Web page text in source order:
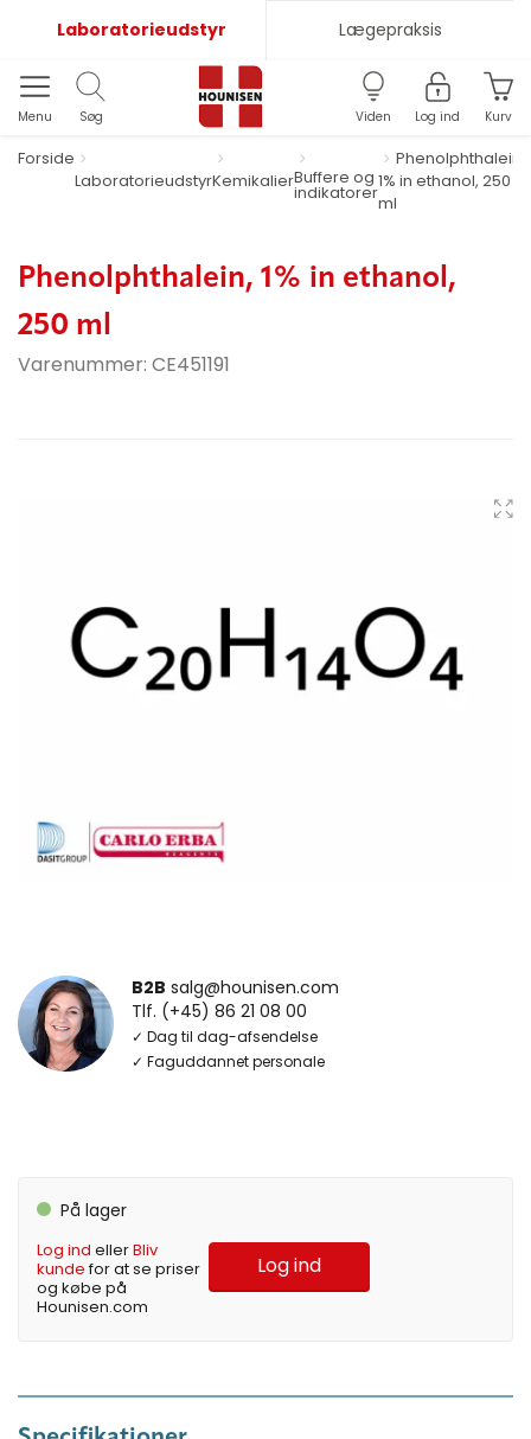
Laboratorieudstyr Lægepraksis
Menu Søg Viden Log ind Kurv
Forside
LaboratorieudstyrKemikalierBuffere og
indikatorer
Phenolphthalein,
1% in ethanol, 250
ml
Phenolphthalein, 1% in ethanol,
250 ml
Varenummer: CE451191
B2B salg@hounisen.com
Tlf. (+45) 86 21 08 00
✓ Dag til dag-afsendelse
✓ Faguddannet personale
På lager
Log ind ellerBliv
kundefor at se priser
og købe på
Hounisen.com
Log ind